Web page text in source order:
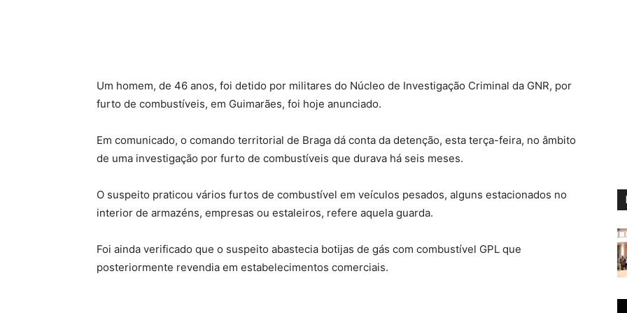
Um homem, de 46 anos, foi detido por militares do Núcleo de Investigação Criminal da GNR, por
furto de combustíveis, em Guimarães, foi hoje anunciado.
Em comunicado, o comando territorial de Braga dá conta da detenção, esta terça-feira, no âmbito
de uma investigação por furto de combustíveis que durava há seis meses.
O suspeito praticou vários furtos de combustível em veículos pesados, alguns estacionados no
interior de armazéns, empresas ou estaleiros, refere aquela guarda.
Foi ainda verificado que o suspeito abastecia botijas de gás com combustível GPL que
posteriormente revendia em estabelecimentos comerciais.